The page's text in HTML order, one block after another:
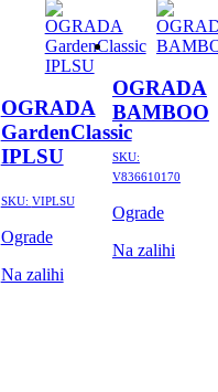
OGRADA
GardenClassic
IPLSU
SKU: VIPLSU
Ograde
Na zalihi
OGRADA
BAMBOO
SKU:
V836610170
Ograde
Na zalihi